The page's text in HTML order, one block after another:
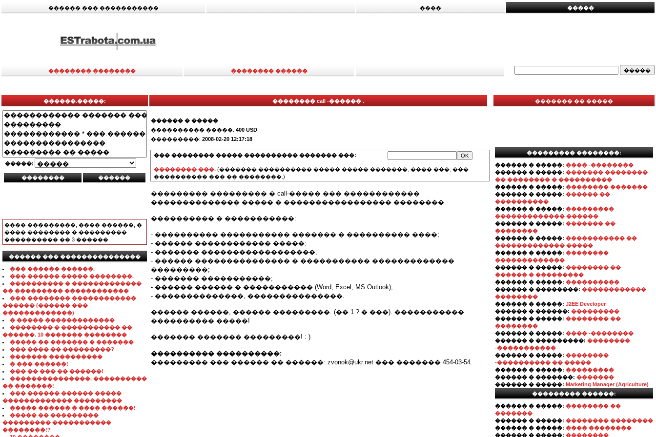
������ ��� ����������� ���� �����
�������� �������� �������� ������
������.�����:
�����:
���� ���������, ���� ������, �
���� �������� � ���������
���������� �� 3 ������.
������ ��� ���������������
��� ������ ������.
��� ������ ����� ��������.
���������� � �������������
�� ��������� ������������
��� �������� ������������
������ (������ ���
�������������)
� ����� �������������
�������� � ����������� ��
������. 10 ������� ��������
����� �� ������� � �������
��� ���� �� ���������?
������� ����������
� ��� ������!
��� �� ��� �� ������!
���������������. ����������
�� �������!
��� ������ ������ �����
������������� ���������
����� ������ � ���� ������!
����� �� ���������
��������� �����������
��������!?
�������� call -������ .
������ � �����
���������� �����: 400 USD
���������: 2008-02-20 12:17:18
��� �������� ����� ���������� ������� ���:
�������� ���. (������� ���������� ����� ����� �������, ���� ���, ���
���������� ��� �� ��������.)
��������� ��������� � call-����� ��� ������������
�������������� ����� � ����������������� ��������.
���������� � �����������:
- ���������� ����������� ������� � ���������� ����;
- ������ ������������ �����;
- ������� ������������������;
- ������ ��������������� � ����������� �������������
���������;
- ������� �����������;
- ������ ������ � ����������� (Word, Excel, MS Outlook);
- ��������������, ���������������.
������ ������, ������ ���������. (�� 1 ? � ���). �����������
���������� �����!
������� ������� ���������! : )
���������� ����������:
��������� ��� ������ �� ������: zvonok@ukr.net ��� ������� 454-03-54.
������� �� �����
��������� ��������:
������ � �����: ���� -��������
������ � �����: ������� ��������
�� �������� � ����������
������ � �����: �������� �������
������ � �����: ������ ��
����������
������ � �����: ���������
������������� ������
������ � �����: ������� ��
��������
������ � �����: ����������� ��
������������� �����
������ � �����: ��������
�������������
������ � �����: �������� ��
������ � ���������
������ � �����: ����������
������ � ��������: ������������
��������
������ � �����: J2EE Developer
������ � ������: ���������
������ � �����: �������� ��
��������
������ � �����: ���� -��������
������ � ���������: ��������
-�����������
������ � �����: ��������
-���������� �� �����
������ � �����: ���������
������ � �������: �������
������ � �����: Marketing Manager (Agriculture)
��������� ������:
������ � �����: �������� ��
�������
������ � �����: �������� ��������
������ � �����: ���� ��������
������ � �����: ��������